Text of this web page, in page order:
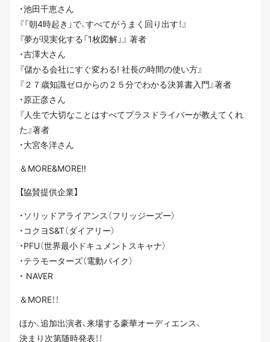
・池田千恵さん
『「朝4時起き」で、すべてがうまく回り出す！』
『夢が現実化する「1枚図解」』 著者
・吉澤大さん
『儲かる会社にすぐ変わる! 社長の時間の使い方』
『２７歳知識ゼロからの２５分でわかる決算書入門』著者
・原正彦さん
『人生で大切なことはすべてプラスドライバーが教えてくれ
た』著者
・大宮冬洋さん
＆MORE&MORE!!
【協賛提供企業】
・ソリッドアライアンス（フリッジーズー）
・コクヨS&T（ダイアリー）
・PFU（世界最小ドキュメントスキャナ）
・テラモーターズ（電動バイク）
・ NAVER
＆MORE！！
ほか、追加出演者、来場する豪華オーディエンス、
決まり次第随時発表！！